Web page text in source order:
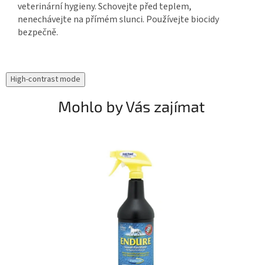
veterinární hygieny. Schovejte před teplem,
nenechávejte na přímém slunci. Používejte biocidy
bezpečně.
High-contrast mode
Mohlo by Vás zajímat